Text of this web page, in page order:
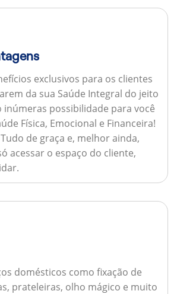
exclusivos para os clientes
da sua Saúde Integral do jeito
inúmeras possibilidade para você
Física, Emocional e Financeira!
Tudo de graça e, melhor ainda,
acessar o espaço do cliente,
domésticos como fixação de
prateleiras, olho mágico e muito